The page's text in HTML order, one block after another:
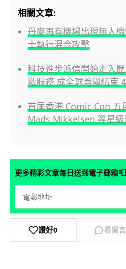
相關文章:
丹麥再有機場出現無人
士執行混合攻擊
科技進步派信開始走入
遞服務 成全球首國結束
首屆香港 Comic Con 五
Mads Mikkelsen 等星級
更多精彩文章每日送到電子郵箱📮
讚好0 看留言